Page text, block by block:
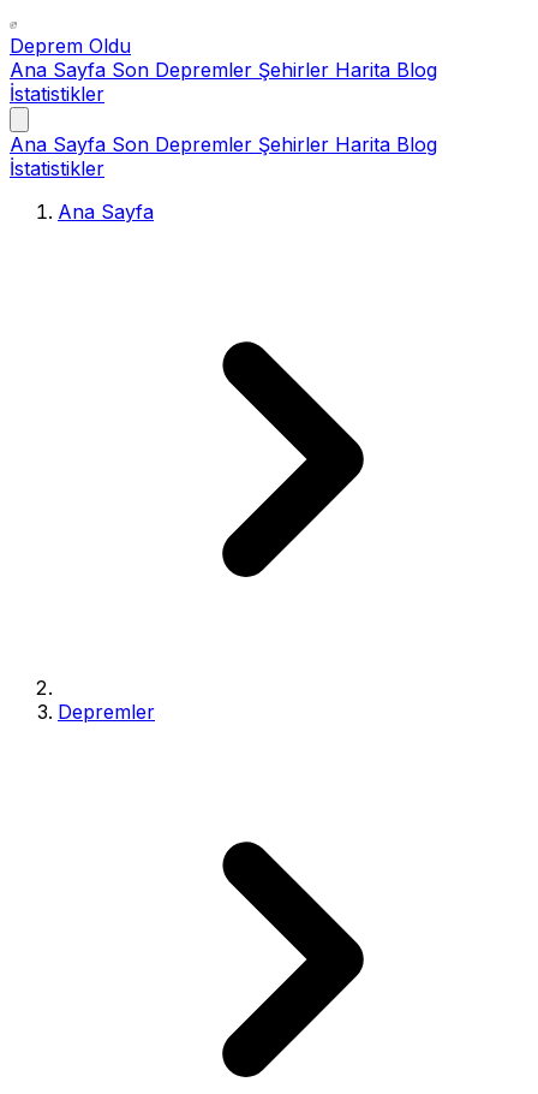
Deprem Oldu
Ana Sayfa Son Depremler Şehirler Harita Blog
İstatistikler
Ana Sayfa Son Depremler Şehirler Harita Blog
İstatistikler
Ana Sayfa
Depremler